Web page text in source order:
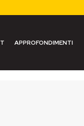
APPROFONDIMENTI